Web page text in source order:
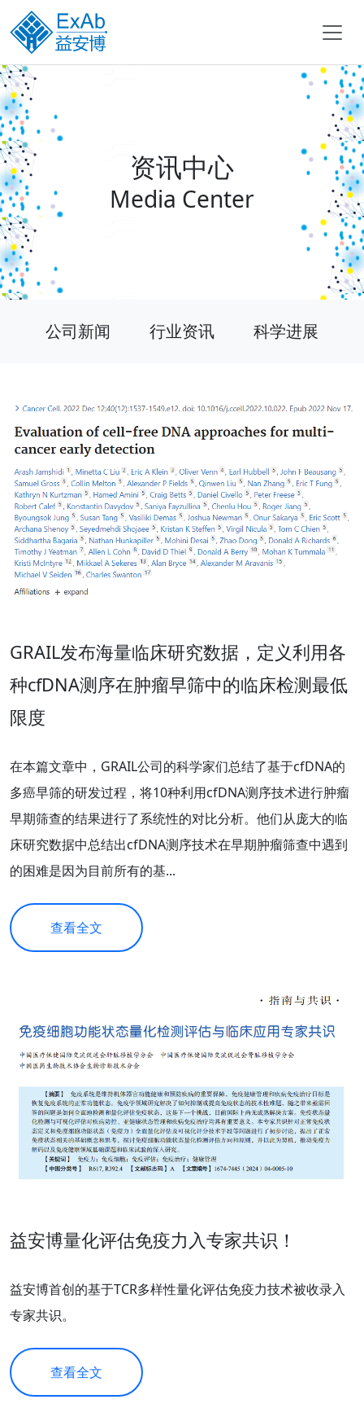
资讯中心
Media Center
公司新闻 行业资讯 科学进展
GRAIL发布海量临床研究数据，定义利用各
种cfDNA测序在肿瘤早筛中的临床检测最低
限度
在本篇文章中，GRAIL公司的科学家们总结了基于cfDNA的
多癌早筛的研发过程，将10种利用cfDNA测序技术进行肿瘤
早期筛查的结果进行了系统性的对比分析。他们从庞大的临
床研究数据中总结出cfDNA测序技术在早期肿瘤筛查中遇到
的困难是因为目前所有的基...
查看全文
益安博量化评估免疫力入专家共识！
益安博首创的基于TCR多样性量化评估免疫力技术被收录入
专家共识。
查看全文